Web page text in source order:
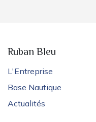
Ruban Bleu
L'Entreprise
Base Nautique
Actualités